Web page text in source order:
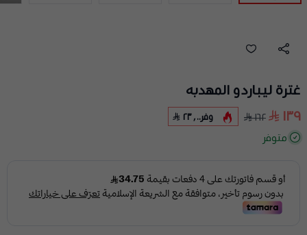
غترة ليباردو المهدبه
١٣٩
١٦٢ وفر ٢٣٫٠٠
متوفر